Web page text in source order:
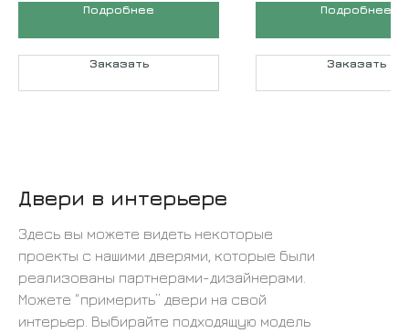
Подробнее
Заказать
Подробнее
Заказать
Двери в интерьере
Здесь вы можете видеть некоторые
проекты с нашими дверями, которые были
реализованы партнерами-дизайнерами.
Можете “примерить” двери на свой
интерьер. Выбирайте подходящую модель